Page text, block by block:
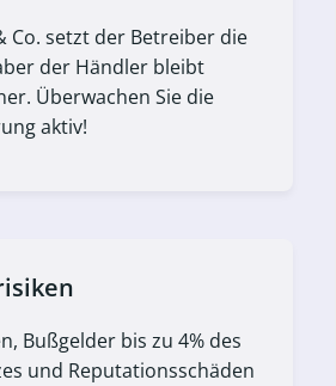
Co. setzt der Betreiber die
der Händler bleibt
Überwachen Sie die
aktiv!
Bußgelder bis zu 4% des
und Reputationsschäden